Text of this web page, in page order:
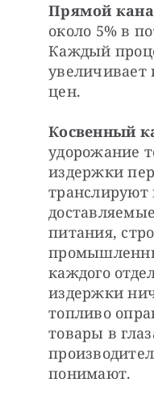
Прямой
около 5% в
Каждый
увеличивает
цен.
Косвенный
удорожание
издержки
транслируют
питания,
каждого
издержки
топливо
товары в
понимают.